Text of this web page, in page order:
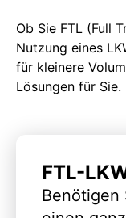
Ob Sie FTL (Full
Nutzung eines
für kleinere
Lösungen für Sie.
FTL-
Benötigen